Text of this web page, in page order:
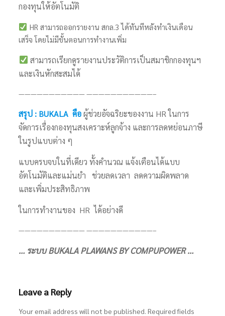
กองทุนให้อัตโนมัติ
HR สามารถออกรายงาน สกล.3 ได้ทันทีหลังทำเงินเดือน
เสร็จ โดยไม่มีขั้นตอนการทำงานเพิ่ม
สามารถเรียกดูรายงานประวัติการเป็นสมาชิกกองทุนฯ
และเงินหักสะสมได้
——————————— ———————————–
สรุป : BUKALA คือผู้ช่วยอัจฉริยะของงาน HR ในการ
จัดการเรื่องกองทุนสงเคราะห์ลูกจ้าง และการลดหย่อนภาษี
ในรูปแบบต่าง ๆ
แบบครบจบในที่เดียว ทั้งคำนวณ แจ้งเตือนได้แบบ
อัตโนมัติและแม่นยำ ช่วยลดเวลา ลดความผิดพลาด
และเพิ่มประสิทธิภาพ
ในการทำงานของ HR ได้อย่างดี
——————————— ———————————–
… ระบบ BUKALA PLAWANS BY COMPUPOWER …
Leave a Reply
Your email address will not be published. Required fields